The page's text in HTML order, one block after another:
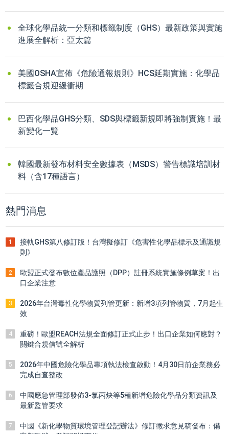
全球化學品統一分類和標籤制度（GHS）最新政策與實施
進展全解析：亞太篇
美國OSHA宣佈《危險通報規則》HCS延期實施：化學品
標籤合規迎緩衝期
巴西化學品GHS分類、SDS與標籤新規即將強制實施！最
新變化一覽
韓國最新發布材料安全數據表（MSDS）警告標識培訓材
料（含17種語言）
熱門消息
1
接軌GHS第八修訂版！台灣擬修訂《危害性化學品標示及通識規
則》
2
歐盟正式發布數位產品護照（DPP）註冊系統實施條例草案！出
口企業注意
3
2026年台灣毒性化學物質列管更新：新增3項列管物質，7月起生
效
4
重磅！歐盟REACH法規全面修訂正式止步！出口企業如何應對？
關鍵合規信號全解析
5
2026年中國危險化學品專項執法檢查啟動！4月30日前企業務必
完成自查整改
6
中國應急管理部發佈3-氯丙炔等5種新增危險化學品分類資訊及
最新監管要求
7
中國《新化學物質環境管理登記辦法》修訂徵求意見稿發布：備